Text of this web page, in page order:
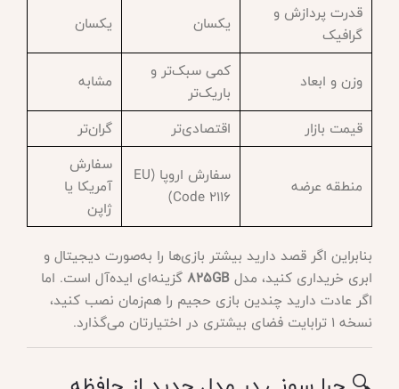
قدرت پردازش و
گرافیک
یکسان یکسان
وزن و ابعاد
کمی سبک‌تر و
باریک‌تر
مشابه
قیمت بازار
اقتصادی‌تر گران‌تر
منطقه عرضه
سفارش اروپا (EU
Code 2116)
سفارش
آمریکا یا
ژاپن
بنابراین اگر قصد دارید بیشتر بازی‌ها را به‌صورت دیجیتال و
ابری خریداری کنید، مدل825GBگزینه‌ای ایده‌آل است. اما
اگر عادت دارید چندین بازی حجیم را هم‌زمان نصب کنید،
نسخه 1 ترابایت فضای بیشتری در اختیارتان می‌گذارد.